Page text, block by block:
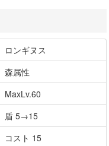
ロンギヌス
森属性
MaxLv.60
盾 5→15
コスト 15